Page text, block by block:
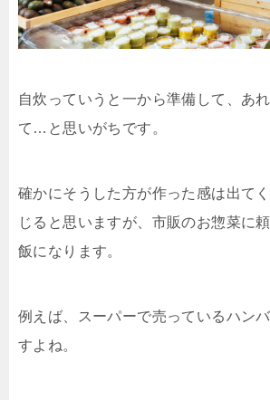
自炊っていうと一から準備して、あ
て…と思いがちです。
確かにそうした方が作った感は出て
じると思いますが、市販のお惣菜に
飯になります。
例えば、スーパーで売っているハン
すよね。